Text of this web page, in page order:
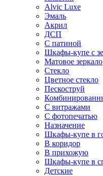
Alvic Luxe
Эмаль
Акрил
ДСП
С патиной
Шкафы-купе с
Матовое зеркало
Стекло
Цветное стекло
Пескоструй
С витражами
С фотопечатью
Назначение
Шкафы-купе в
В коридор
В прихожую
Шкафы-купе в
Детские